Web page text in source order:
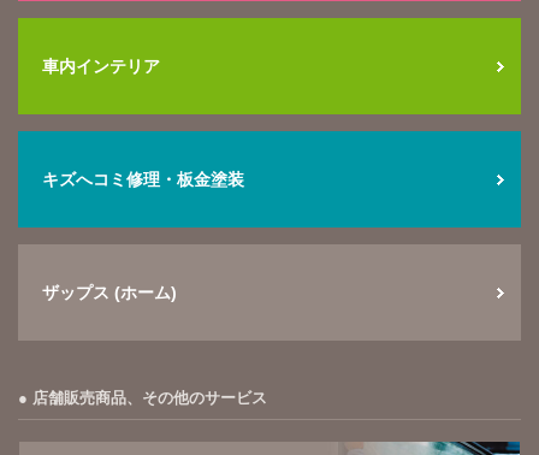
車内インテリア
キズへコミ修理・板金塗装
ザップス (ホーム)
店舗販売商品、その他のサービス